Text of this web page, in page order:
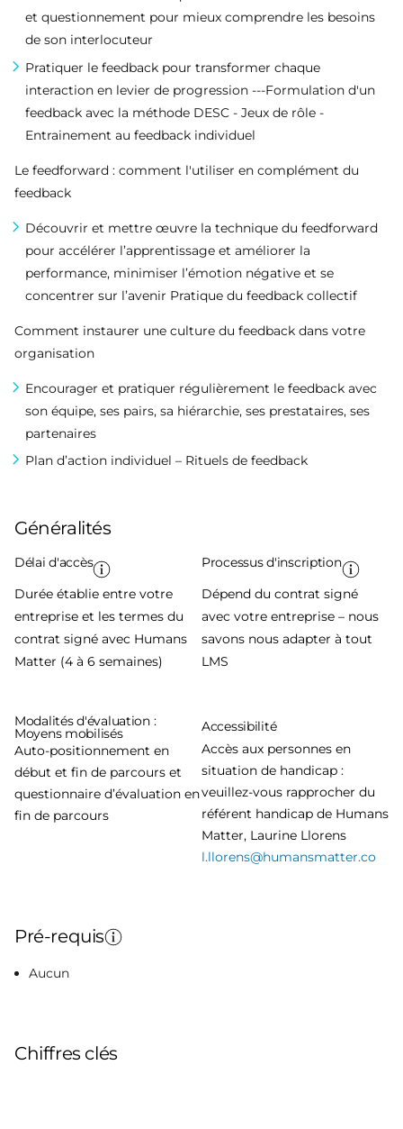
et questionnement pour mieux comprendre les besoins
de son interlocuteur
Pratiquer le feedback pour transformer chaque
interaction en levier de progression ---Formulation d'un
feedback avec la méthode DESC - Jeux de rôle -
Entrainement au feedback individuel
Le feedforward : comment l'utiliser en complément du
feedback
Découvrir et mettre œuvre la technique du feedforward
pour accélérer l’apprentissage et améliorer la
performance, minimiser l’émotion négative et se
concentrer sur l’avenir Pratique du feedback collectif
Comment instaurer une culture du feedback dans votre
organisation
Encourager et pratiquer régulièrement le feedback avec
son équipe, ses pairs, sa hiérarchie, ses prestataires, ses
partenaires
Plan d’action individuel – Rituels de feedback
Généralités
Délai d'accès
Durée établie entre votre
entreprise et les termes du
contrat signé avec Humans
Matter (4 à 6 semaines)
Processus d'inscription
Dépend du contrat signé
avec votre entreprise – nous
savons nous adapter à tout
LMS
Modalités d'évaluation :
Moyens mobilisés
Auto-positionnement en
début et fin de parcours et
questionnaire d’évaluation en
fin de parcours
Accessibilité
Accès aux personnes en
situation de handicap :
veuillez-vous rapprocher du
référent handicap de Humans
Matter, Laurine Llorens
l.llorens@humansmatter.co
Pré-requis
Aucun
Chiffres clés